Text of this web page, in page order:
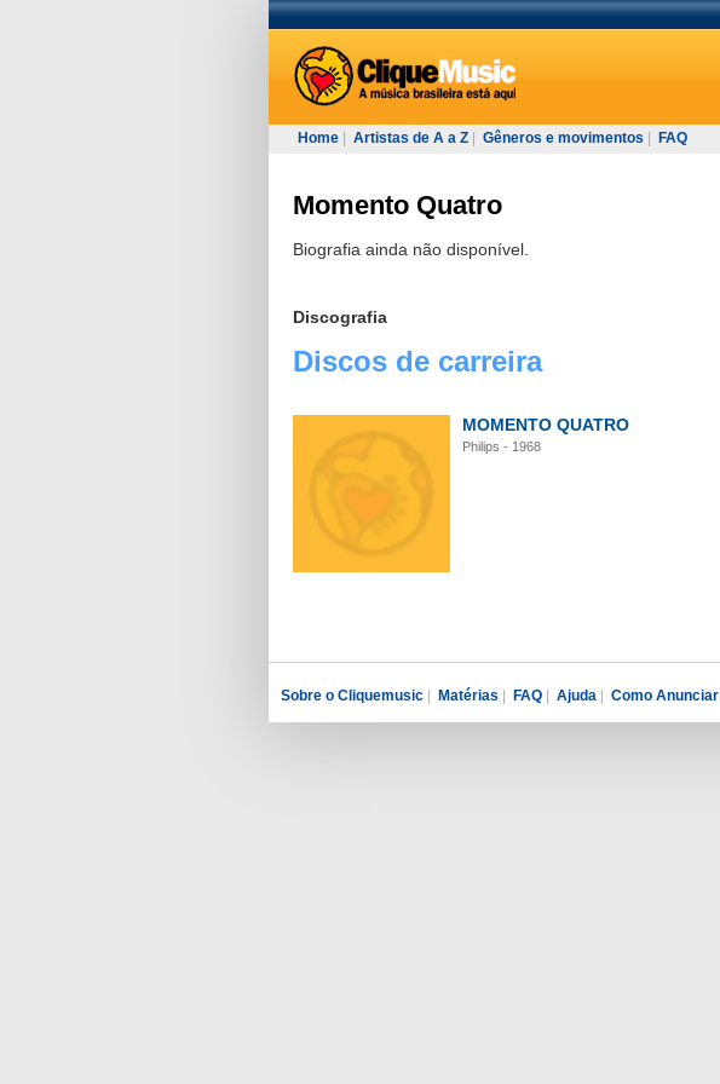
Home Artistas de A a Z Gêneros e movimentos FAQ
Momento Quatro
Biografia ainda não disponível.
Discografia
Discos de carreira
MOMENTO QUATRO
Philips - 1968
Sobre o Cliquemusic Matérias FAQ Ajuda Como Anunciar